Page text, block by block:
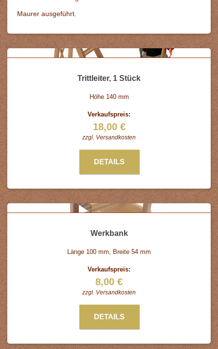
Maurer ausgeführt.
Trittleiter, 1 Stück
Höhe 140 mm
Verkaufspreis:
18,00 €
zzgl. Versandkosten
DETAILS
Werkbank
Länge 100 mm, Breite 54 mm
Verkaufspreis:
8,00 €
zzgl. Versandkosten
DETAILS